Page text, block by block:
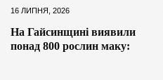
16 ЛИПНЯ, 2026
На Гайсинщині виявили
понад 800 рослин маку: